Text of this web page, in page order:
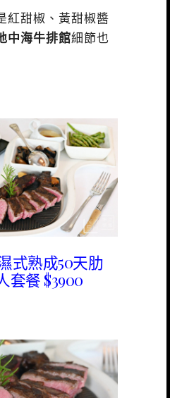
紅甜椒、黃甜椒醬
中海牛排館細節也
式熟成50天肋
套餐 $3900